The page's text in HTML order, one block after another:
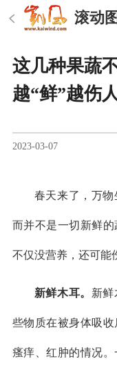
滚动
这几种果蔬
越“鲜”越伤
2023-03-07
春天来了，万
而并不是一切新鲜的
不仅没营养，还可能
新鲜木耳。 新
些物质在被身体吸
瘙痒、红肿的情况